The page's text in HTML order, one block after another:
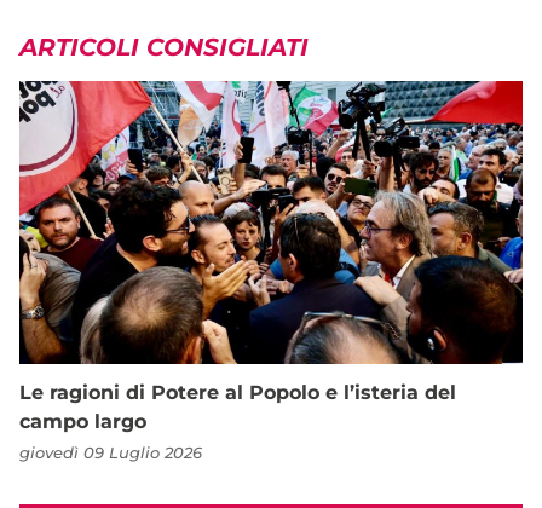
ARTICOLI CONSIGLIATI
Le ragioni di Potere al Popolo e l’isteria del
campo largo
giovedì 09 Luglio 2026